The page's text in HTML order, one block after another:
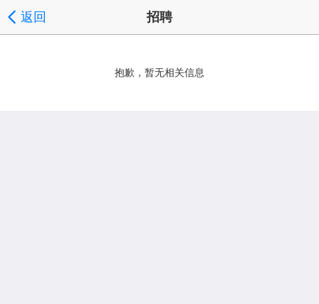
返回 招聘
抱歉，暂无相关信息